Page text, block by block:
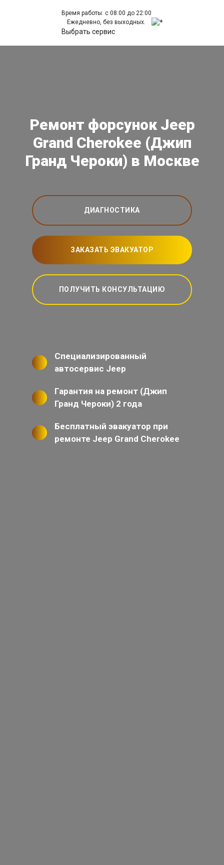
Время работы: с 08:00 до 22:00
Ежедневно, без выходных.
Выбрать сервис
Ремонт форсунок Jeep
Grand Cherokee (Джип
Гранд Чероки) в Москве
ДИАГНОСТИКА
ЗАКАЗАТЬ ЭВАКУАТОР
ПОЛУЧИТЬ КОНСУЛЬТАЦИЮ
Специализированный
автосервис Jeep
Гарантия на ремонт (Джип
Гранд Чероки) 2 года
Бесплатный эвакуатор при
ремонте Jeep Grand Cherokee